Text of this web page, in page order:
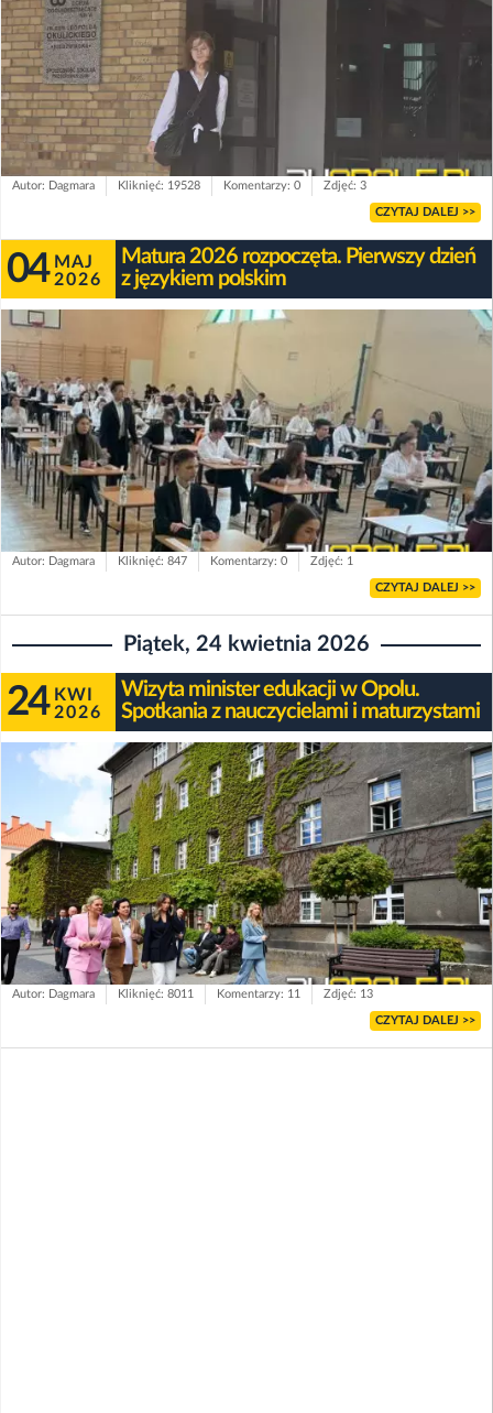
Autor: Dagmara Kliknięć: 19528 Komentarzy: 0 Zdjęć: 3
CZYTAJ DALEJ >>
04 MAJ
2026
Matura 2026 rozpoczęta. Pierwszy dzień
z językiem polskim
Autor: Dagmara Kliknięć: 847 Komentarzy: 0 Zdjęć: 1
CZYTAJ DALEJ >>
Piątek, 24 kwietnia 2026
24 KWI
2026
Wizyta minister edukacji w Opolu.
Spotkania z nauczycielami i maturzystami
Autor: Dagmara Kliknięć: 8011 Komentarzy: 11 Zdjęć: 13
CZYTAJ DALEJ >>